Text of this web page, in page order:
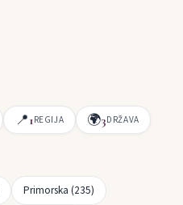
📍1REGIJA 🌍3DRŽAVA
Primorska (235)